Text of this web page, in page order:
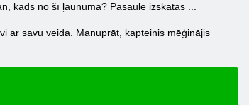
kāds no šī ļaunuma? Pasaule izskatās ...
ar savu veida. Manuprāt, kapteinis mēģinājis